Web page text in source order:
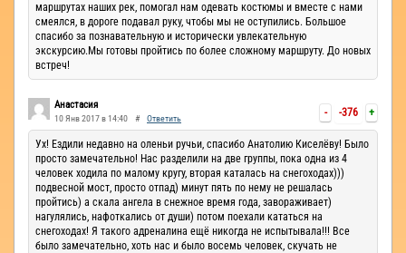
маршрутах наших рек, помогал нам одевать костюмы и вместе с нами
смеялся, в дороге подавал руку, чтобы мы не оступились. Большое
спасибо за познавательную и исторически увлекательную
экскурсию.Мы готовы пройтись по более сложному маршруту. До новых
встреч!
- -376 +
Анастасия
10 Янв 2017 в 14:40 # Ответить
Ух! Ездили недавно на оленьи ручьи, спасибо Анатолию Киселёву! Было
просто замечательно! Нас разделили на две группы, пока одна из 4
человек ходила по малому кругу, вторая каталась на снегоходах)))
подвесной мост, просто отпад) минут пять по нему не решалась
пройтись) а скала ангела в снежное время года, завораживает)
нагулялись, нафоткались от души) потом поехали кататься на
снегоходах! Я такого адреналина ещё никогда не испытывала!!! Все
было замечательно, хоть нас и было восемь человек, скучать не